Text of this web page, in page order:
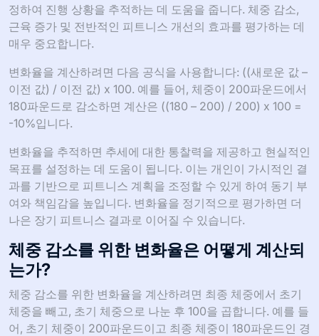
정하여 진행 상황을 추적하는 데 도움을 줍니다. 체중 감소,
근육 증가 및 전반적인 피트니스 개선의 효과를 평가하는 데
매우 중요합니다.
변화율을 계산하려면 다음 공식을 사용합니다: ((새로운 값 –
이전 값) / 이전 값) x 100. 예를 들어, 체중이 200파운드에서
180파운드로 감소하면 계산은 ((180 – 200) / 200) x 100 =
-10%입니다.
변화율을 추적하면 추세에 대한 통찰력을 제공하고 현실적인
목표를 설정하는 데 도움이 됩니다. 이는 개인이 가시적인 결
과를 기반으로 피트니스 계획을 조정할 수 있게 하여 동기 부
여와 책임감을 높입니다. 변화율을 정기적으로 평가하면 더
나은 장기 피트니스 결과로 이어질 수 있습니다.
체중 감소를 위한 변화율은 어떻게 계산되
는가?
체중 감소를 위한 변화율을 계산하려면 최종 체중에서 초기
체중을 빼고, 초기 체중으로 나눈 후 100을 곱합니다. 예를 들
어, 초기 체중이 200파운드이고 최종 체중이 180파운드인 경